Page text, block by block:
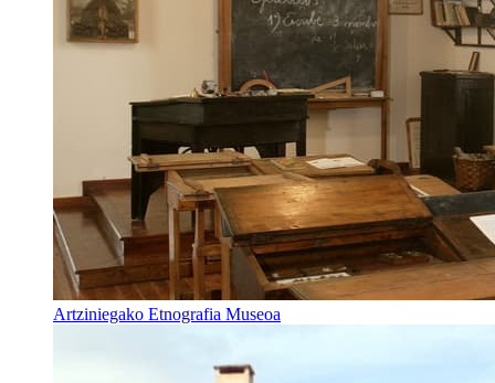
Artziniegako Etnografia Museoa